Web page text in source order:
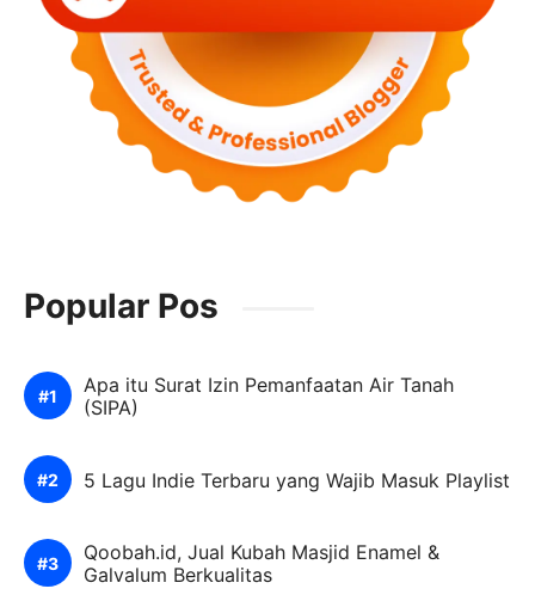
Popular Pos
Apa itu Surat Izin Pemanfaatan Air Tanah
(SIPA)
5 Lagu Indie Terbaru yang Wajib Masuk Playlist
Qoobah.id, Jual Kubah Masjid Enamel &
Galvalum Berkualitas